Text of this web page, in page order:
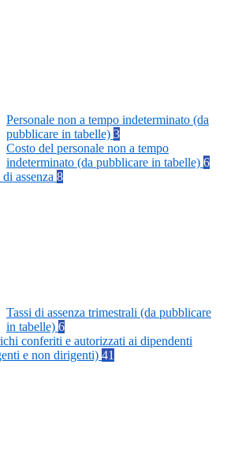
Personale non a tempo indeterminato (da
pubblicare in tabelle) 3
Costo del personale non a tempo
indeterminato (da pubblicare in tabelle) 6
di assenza 8
Tassi di assenza trimestrali (da pubblicare
in tabelle) 6
conferiti e autorizzati ai dipendenti
e non dirigenti) 41